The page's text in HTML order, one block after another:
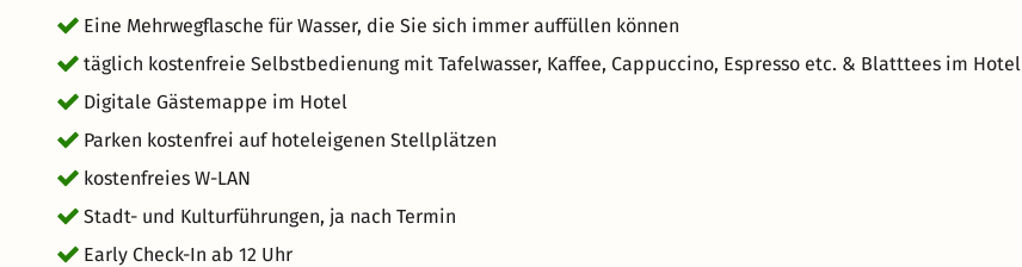
Eine Mehrwegflasche für Wasser, die Sie sich immer auffüllen können
täglich kostenfreie Selbstbedienung mit Tafelwasser, Kaffee, Cappuccino, Espresso etc. & Blatttees im Hotel
Digitale Gästemappe im Hotel
Parken kostenfrei auf hoteleigenen Stellplätzen
kostenfreies W-LAN
Stadt- und Kulturführungen, ja nach Termin
Early Check-In ab 12 Uhr